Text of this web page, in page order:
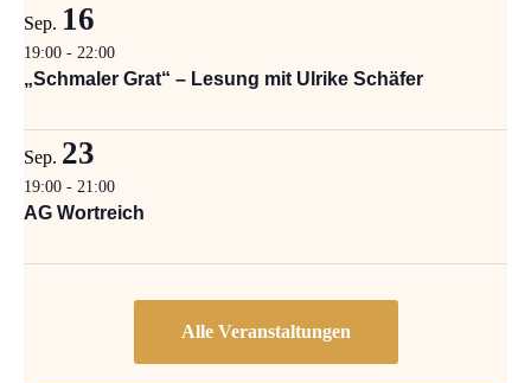
Sep. 16
19:00 - 22:00
„Schmaler Grat“ – Lesung mit Ulrike Schäfer
Sep. 23
19:00 - 21:00
AG Wortreich